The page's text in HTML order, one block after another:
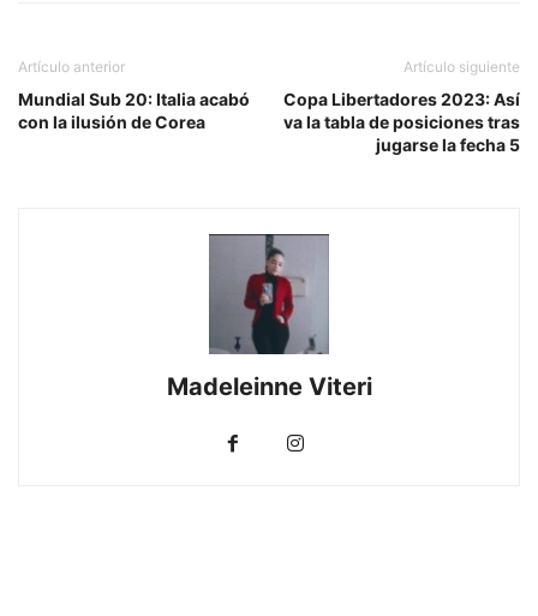
Artículo anterior
Mundial Sub 20: Italia acabó
con la ilusión de Corea
Artículo siguiente
Copa Libertadores 2023: Así
va la tabla de posiciones tras
jugarse la fecha 5
Madeleinne Viteri